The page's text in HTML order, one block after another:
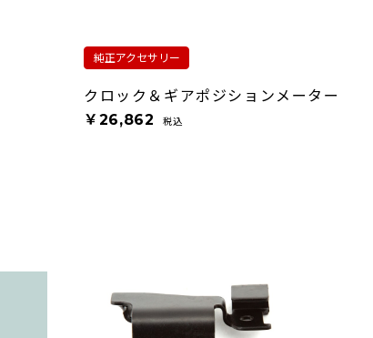
純正アクセサリー
クロック＆ギアポジションメーター
￥26,862 税込